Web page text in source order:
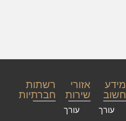
מידע
חשוב
עורך
אזורי
שירות
עורך
רשתות
חברתיות